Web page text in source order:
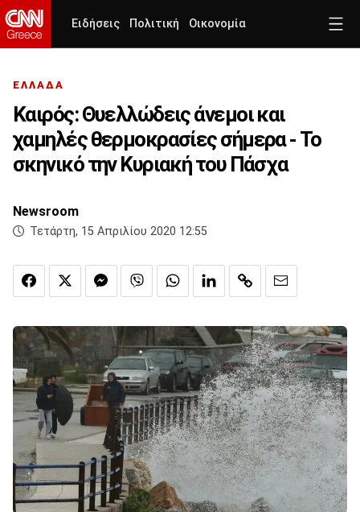
Ειδήσεις Πολιτική Οικονομία
ΕΛΛΑΔΑ
Καιρός: Θυελλώδεις άνεμοι και
χαμηλές θερμοκρασίες σήμερα - Το
σκηνικό την Κυριακή του Πάσχα
Newsroom
Τετάρτη, 15 Απριλίου 2020 12:55